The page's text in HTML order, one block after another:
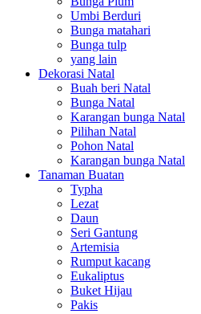
Umbi Berduri
Bunga matahari
Bunga tulp
yang lain
Dekorasi Natal
Buah beri Natal
Bunga Natal
Karangan bunga Natal
Pilihan Natal
Pohon Natal
Karangan bunga Natal
Tanaman Buatan
Typha
Lezat
Daun
Seri Gantung
Artemisia
Rumput kacang
Eukaliptus
Buket Hijau
Pakis